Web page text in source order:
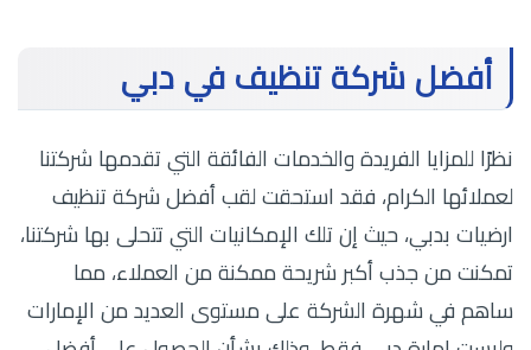
أفضل شركة تنظيف في دبي
نظرًا للمزايا الفريدة والخدمات الفائقة التي تقدمها شركتنا
لعملائها الكرام، فقد استحقت لقب أفضل شركة تنظيف
ارضيات بدبي، حيث إن تلك الإمكانيات التي تتحلى بها شركتنا،
تمكنت من جذب أكبر شريحة ممكنة من العملاء، مما
ساهم في شهرة الشركة على مستوى العديد من الإمارات